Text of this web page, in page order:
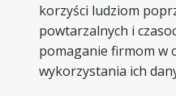
korzyści ludziom
powtarzalnych i
pomaganie firmom w
wykorzystania ich